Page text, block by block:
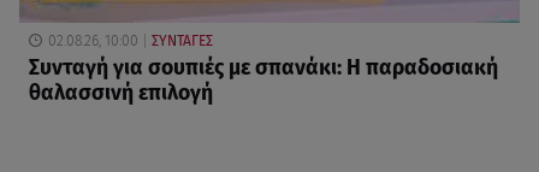
02.08.26, 10:00 ΣΥΝΤΑΓΕΣ
Συνταγή για σουπιές με σπανάκι: Η παραδοσιακή
θαλασσινή επιλογή